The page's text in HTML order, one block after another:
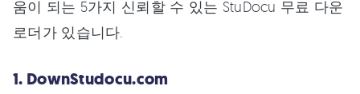
움이 되는 5가지 신뢰할 수 있는 StuDocu 무료 다운
로더가 있습니다.
1. DownStudocu.com